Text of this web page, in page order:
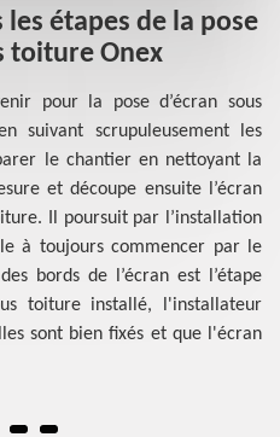
les étapes de la pose
toiture Onex
pour la pose d’écran sous
suivant scrupuleusement les
le chantier en nettoyant la
et découpe ensuite l’écran
Il poursuit par l’installation
à toujours commencer par le
bords de l’écran est l’étape
toiture installé, l'installateur
sont bien fixés et que l'écran